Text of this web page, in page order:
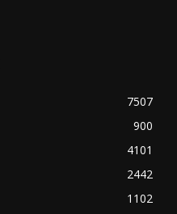
7507
900
4101
2442
1102